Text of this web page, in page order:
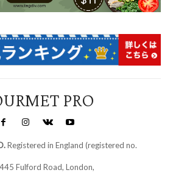
PRO
Registered in England (registered no.
Fulford Road, London,